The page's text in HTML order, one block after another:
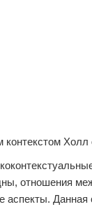
контекстом
отношения
аспекты. Данная